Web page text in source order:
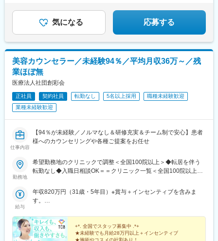
■業務に慣れてきたら、直行直帰・リモートも併用しながら柔軟に
【商品企画も可能です！】
■お客様のリアルな声を一番よく知る営業社員。当社では営業社員
のアイデアを積極的に取り入れ、新たな商品づくりに反映してい
ます。自社開発の環境があるから、現場の声を柔軟に活かせます♪
変更の範囲：会社の定める業務
煙対策】屋内原則禁煙
前駅、江坂駅、心斎橋駅、京都駅、烏丸駅、三ノ宮駅、姫路駅、
近鉄奈良駅、和歌山駅、草津駅(滋賀県)、徳山駅、立町駅、福山
駅、県庁前駅(沖縄県)、新宿西口駅、新宿駅(東京メトロ)、学習院
下駅、東池袋駅、日比谷駅、銀座駅、岩本町駅、立川駅、京王八
王子駅、高輪台駅、奥沢駅、神奈川駅、平沼橋駅、京急川崎駅、
石上駅、新越谷駅、宇都宮駅東口駅、新千葉駅、栄町駅(千葉県)、
船橋駅、札幌駅、仙台駅(地下鉄)、曽根田駅、栄駅(愛知県)、名古
屋駅、西高蔵駅、新豊田駅、新豊橋駅、岐阜駅、新静岡駅、浜松
駅、三島田町駅、市役所前駅(長野県)、金沢駅、あすなろう四日市
阿部野橋駅、四ツ橋駅、七条駅、四条駅(京都市営)、三宮駅(神戸
新交通)、山陽姫路駅、田中口駅、八丁堀駅(広島県)、高松築港
県)、東比恵駅、鹿児島中央駅、水道町駅、五島町駅、旭橋駅、西
早稲田駅、末広町駅(東京都)、立川南駅、高輪ゲートウェイ駅、九
り駅、三島駅、七ツ屋駅、富山駅、福井城址大名町駅、なんば駅
(南海線)、大阪駅、天王寺駅、西大橋駅、五条駅(京都市営)、京都
駅、はりまや橋駅、旦過駅、高見橋駅、熊本城・市役所前駅、長
崎駅(長崎県)、美栄橋駅
気になる 応募する
美容カウンセラー／未経験94％／平均月収36万～／残
業ほぼ無
医療法人社団創彩会
正社員 契約社員 転勤なし 5名以上採用
職種未経験歓迎
業種未経験歓迎
仕事内容
【94％が未経験／ノルマなし＆研修充実＆チーム制で安心】患者
様へのカウンセリングや各種ご提案をお任せ
勤務地
希望勤務地のクリニックで調整＜全国100院以上＞◆転居を伴う
転勤なし◆入職日相談OK＝＝クリニック一覧＜全国100院以上展
岡院、秋田院、山形院、仙台駅前院、福島院、郡山院など【関
東】新宿東口院、池袋駅前院、品川院、秋葉原院、町田院、八王
院、水戸院、つくば院、宇都宮院、高崎院、前橋院など【中部】
名古屋栄院、岐阜院、静岡院、浜松院、三島院、新潟院、金沢
院、福井院、富山院、長野院、松本院、山梨甲府駅前院など【近
給与
年収820万円（31歳・5年目）※賞与＋インセンティブを含みま
す。
す。
+*. 全国でスタッフ募集中 .*+
★未経験でも月給28万円以上＋インセンティブ
★施術やコスメの社割あり！